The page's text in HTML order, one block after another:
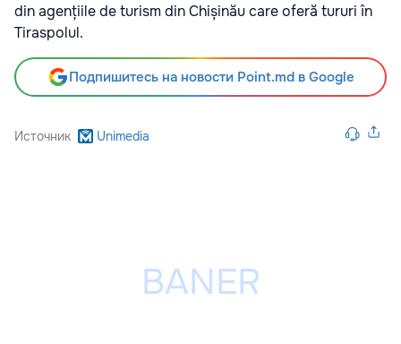
din agențiile de turism din Chișinău care oferă tururi în
Tiraspolul.
Подпишитесь на новости Point.md в Google
Источник Unimedia